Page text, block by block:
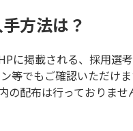
方法は？
に掲載される、採用選
等でもご確認いただけま
の配布は行っておりませ